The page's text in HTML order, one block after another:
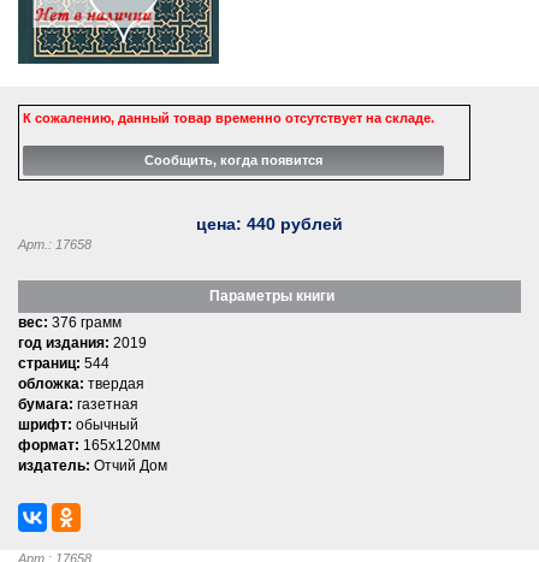
К сожалению, данный товар временно отсутствует на складе.
цена: 440 рублей
Арт.: 17658
Параметры книги
вес: 376 грамм
год издания: 2019
страниц: 544
обложка: твердая
бумага: газетная
шрифт: обычный
формат: 165x120мм
издатель: Отчий Дом
Арт.: 17658